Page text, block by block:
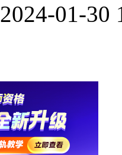
2024-01-30